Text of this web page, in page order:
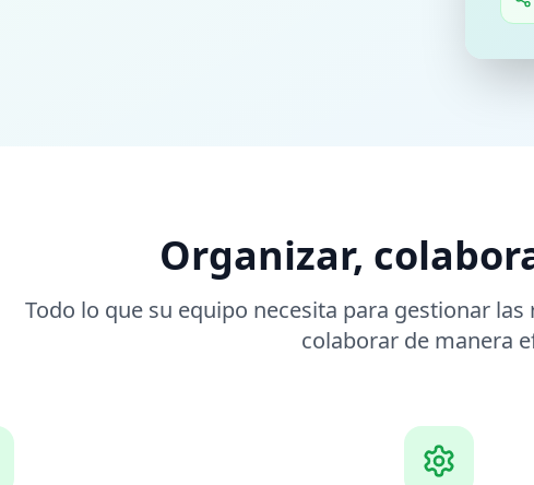
Organizar,
Todo lo que su equipo necesita para gestionar
colaborar de manera